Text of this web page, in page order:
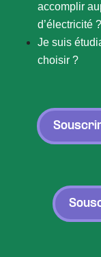
accomplir
d’électricité ?
Je suis
choisir ?